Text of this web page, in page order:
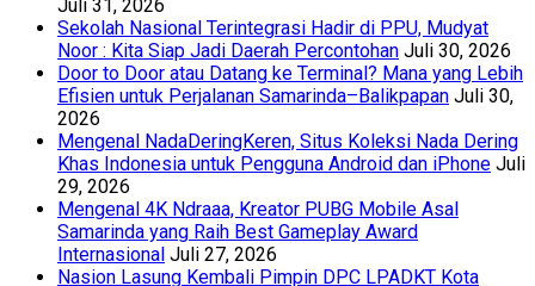
Juli 31, 2026
Sekolah Nasional Terintegrasi Hadir di PPU, Mudyat
Noor : Kita Siap Jadi Daerah Percontohan Juli 30, 2026
Door to Door atau Datang ke Terminal? Mana yang Lebih
Efisien untuk Perjalanan Samarinda–Balikpapan Juli 30,
2026
Mengenal NadaDeringKeren, Situs Koleksi Nada Dering
Khas Indonesia untuk Pengguna Android dan iPhone Juli
29, 2026
Mengenal 4K Ndraaa, Kreator PUBG Mobile Asal
Samarinda yang Raih Best Gameplay Award
Internasional Juli 27, 2026
Nasion Lasung Kembali Pimpin DPC LPADKT Kota